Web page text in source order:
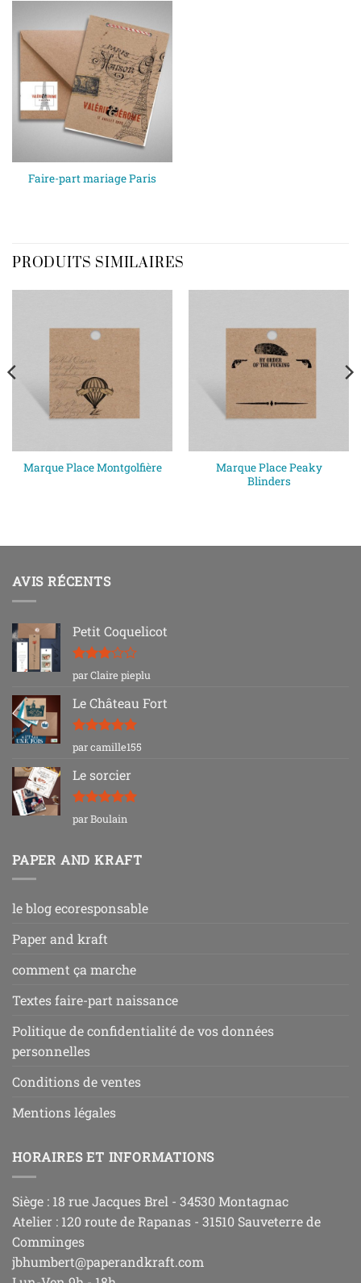
Faire-part mariage Paris
PRODUITS SIMILAIRES
Marque Place Montgolfière
Marque Place Peaky
Blinders
AVIS RÉCENTS
Petit Coquelicot
Note3
sur 5
par Claire pieplu
Le Château Fort
Note5sur
5
par camille155
Le sorcier
Note5sur
5
par Boulain
PAPER AND KRAFT
le blog ecoresponsable
Paper and kraft
comment ça marche
Textes faire-part naissance
Politique de confidentialité de vos données
personnelles
Conditions de ventes
Mentions légales
HORAIRES ET INFORMATIONS
Siège : 18 rue Jacques Brel - 34530 Montagnac
Atelier : 120 route de Rapanas - 31510 Sauveterre de
Comminges
jbhumbert@paperandkraft.com